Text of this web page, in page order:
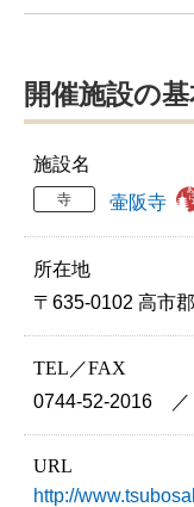
開催施設の
施設名
寺 壷阪寺
所在地
〒635-0102 高市
TEL／FAX
0744-52-2016
URL
http://